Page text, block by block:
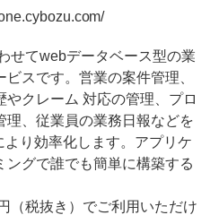
せてwebデータベース型の業
スです。営業の案件管理、
クレーム 対応の管理、プロ
理、従業員の業務日報などを
り効率化します。アプリケ
ングで誰でも簡単に構築する
（税抜き）でご利用いただけ